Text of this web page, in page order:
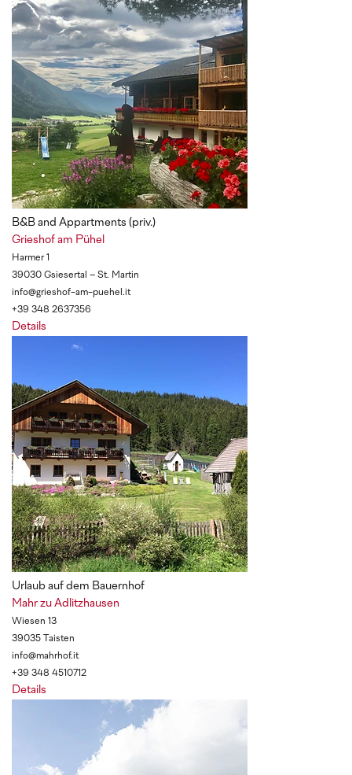
B&B and Appartments (priv.)
Grieshof am Pühel
Harmer 1
39030 Gsiesertal – St. Martin
info@grieshof-am-puehel.it
+39 348 2637356
Details
Urlaub auf dem Bauernhof
Mahr zu Adlitzhausen
Wiesen 13
39035 Taisten
info@mahrhof.it
+39 348 4510712
Details